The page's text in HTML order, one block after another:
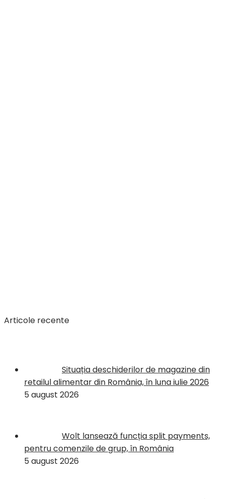
Articole recente
Situația deschiderilor de magazine din
retailul alimentar din România, în luna iulie 2026
5 august 2026
Wolt lansează funcția split payments,
pentru comenzile de grup, în România
5 august 2026